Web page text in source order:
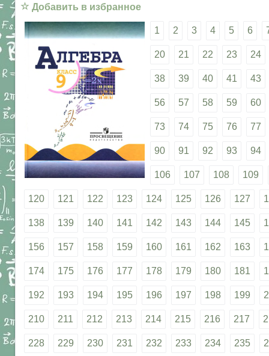
☆ Добавить в избранное
1 2 3 4 5 6
20 21 22 23 24
38 39 40 41 43
56 57 58 59 60
73 74 75 76 77
90 91 92 93 94
106 107 108 109
120 121 122 123 124 125 126 127
138 139 140 141 142 143 144 145
156 157 158 159 160 161 162 163
174 175 176 177 178 179 180 181
192 193 194 195 196 197 198 199
210 211 212 213 214 215 216 217
228 229 230 231 232 233 234 235